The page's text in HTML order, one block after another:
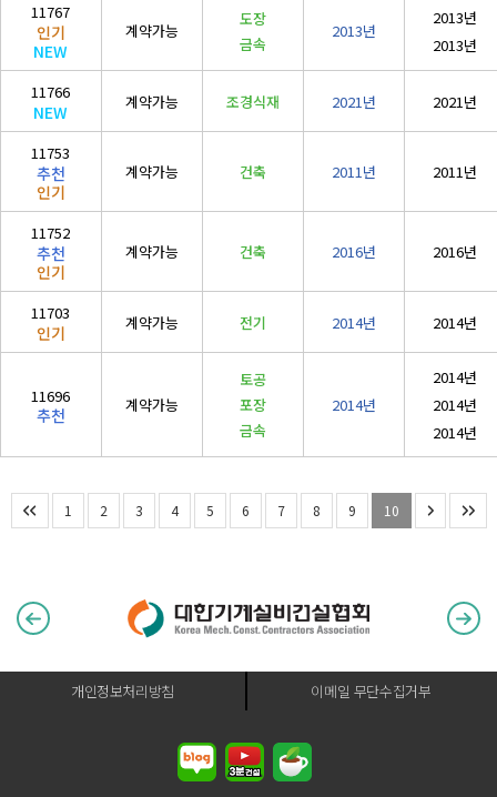
11767
인기
NEW
계약가능
도장
금속
2013년
2013년
2013년
11766
NEW 계약가능 조경식재 2021년 2021년
11753
추천
인기
계약가능 건축 2011년 2011년
11752
추천
인기
계약가능 건축 2016년 2016년
11703
인기 계약가능 전기 2014년 2014년
11696
추천 계약가능
토공
포장
금속
2014년
2014년
2014년
2014년
1 2 3 4 5 6 7 8 9 10
개인정보처리방침 이메일 무단수집거부